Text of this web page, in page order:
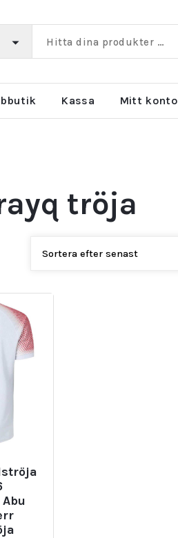
Kassa Mitt konto
tröja